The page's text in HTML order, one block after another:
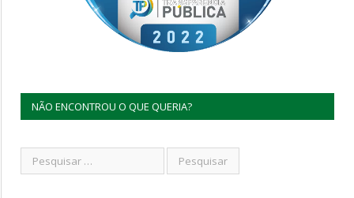
NÃO ENCONTROU O QUE QUERIA?